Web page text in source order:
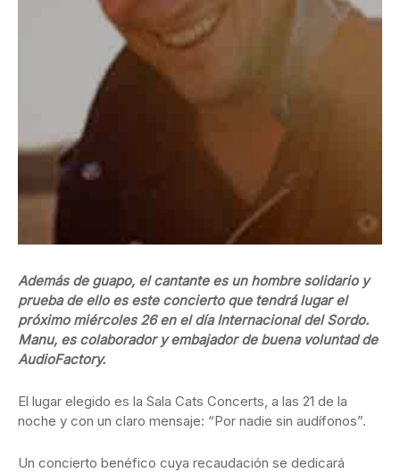
Además de guapo, el cantante es un hombre solidario y
prueba de ello es este concierto que tendrá lugar el
próximo miércoles 26 en el día Internacional del Sordo.
Manu, es colaborador y embajador de buena voluntad de
AudioFactory.
El lugar elegido es la Sala Cats Concerts, a las 21 de la
noche y con un claro mensaje: “Por nadie sin audífonos”.
Un concierto benéfico cuya recaudación se dedicará